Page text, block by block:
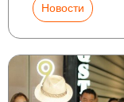
Новости